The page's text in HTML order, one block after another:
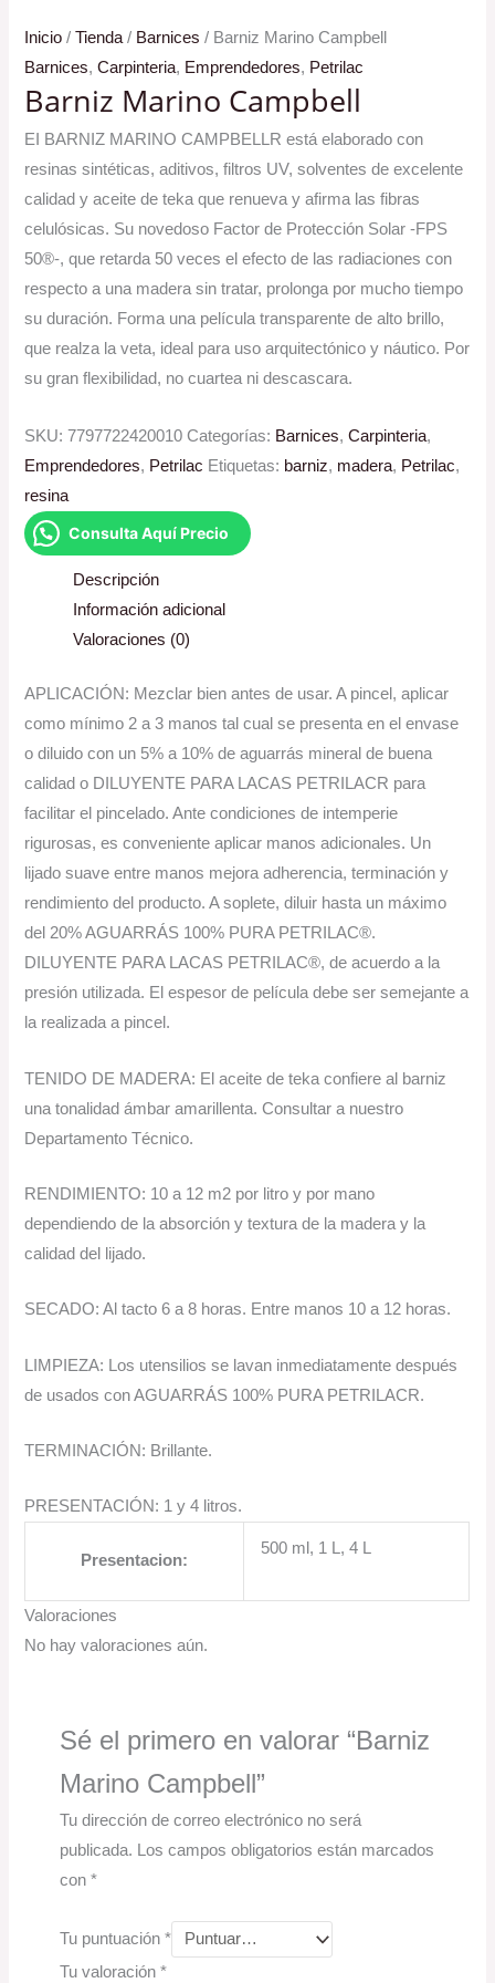
Inicio /Tienda/ Barnices / Barniz Marino Campbell
Barnices,Carpinteria, Emprendedores, Petrilac
Barniz Marino Campbell
EI BARNIZ MARINO CAMPBELLR está elaborado con
resinas sintéticas, aditivos, filtros UV, solventes de excelente
calidad y aceite de teka que renueva y afirma las fibras
celulósicas. Su novedoso Factor de Protección Solar -FPS
50®-, que retarda 50 veces el efecto de las radiaciones con
respecto a una madera sin tratar, prolonga por mucho tiempo
su duración. Forma una película transparente de alto brillo,
que realza la veta, ideal para uso arquitectónico y náutico. Por
su gran flexibilidad, no cuartea ni descascara.
SKU:7797722420010 Categorías: Barnices,Carpinteria,
Emprendedores, Petrilac Etiquetas: barniz, madera, Petrilac,
resina
Consulta Aquí Precio
Descripción
Información adicional
Valoraciones (0)
APLICACIÓN: Mezclar bien antes de usar. A pincel, aplicar
como mínimo 2 a 3 manos tal cual se presenta en el envase
o diluido con un 5% a 10% de aguarrás mineral de buena
calidad o DILUYENTE PARA LACAS PETRILACR para
facilitar el pincelado. Ante condiciones de intemperie
rigurosas, es conveniente aplicar manos adicionales. Un
lijado suave entre manos mejora adherencia, terminación y
rendimiento del producto. A soplete, diluir hasta un máximo
del 20% AGUARRÁS 100% PURA PETRILAC®.
DILUYENTE PARA LACAS PETRILAC®, de acuerdo a la
presión utilizada. El espesor de película debe ser semejante a
la realizada a pincel.
TENIDO DE MADERA: El aceite de teka confiere al barniz
una tonalidad ámbar amarillenta. Consultar a nuestro
Departamento Técnico.
RENDIMIENTO: 10 a 12 m2 por litro y por mano
dependiendo de la absorción y textura de la madera y la
calidad del lijado.
SECADO: Al tacto 6 a 8 horas. Entre manos 10 a 12 horas.
LIMPIEZA: Los utensilios se lavan inmediatamente después
de usados con AGUARRÁS 100% PURA PETRILACR.
TERMINACIÓN: Brillante.
PRESENTACIÓN: 1 y 4 litros.
Presentacion:
500 ml, 1 L, 4 L
Valoraciones
No hay valoraciones aún.
Sé el primero en valorar “Barniz
Marino Campbell”
Tu dirección de correo electrónico no será
publicada.
Los campos obligatorios están marcados
con *
Tu puntuación *
Tu valoración *